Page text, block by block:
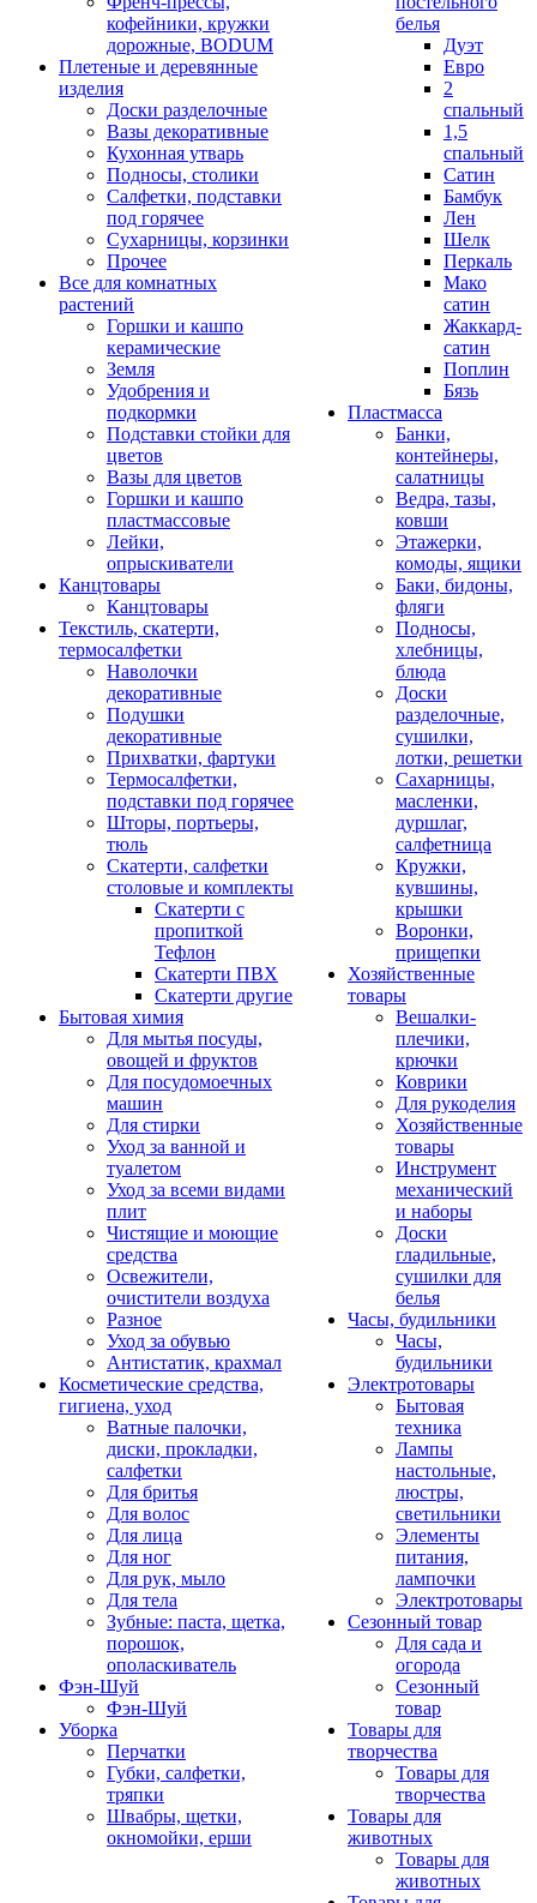
кофейники, кружки
дорожные, BODUM
Плетеные и деревянные
изделия
Доски разделочные
Вазы декоративные
Кухонная утварь
Подносы, столики
Салфетки, подставки
под горячее
Сухарницы, корзинки
Прочее
Все для комнатных
растений
Горшки и кашпо
керамические
Земля
Удобрения и
подкормки
Подставки стойки для
цветов
Вазы для цветов
Горшки и кашпо
пластмассовые
Лейки,
опрыскиватели
Канцтовары
Канцтовары
Текстиль, скатерти,
термосалфетки
Наволочки
декоративные
Подушки
декоративные
Прихватки, фартуки
Термосалфетки,
подставки под горячее
Шторы, портьеры,
тюль
Скатерти, салфетки
столовые и комплекты
Скатерти с
пропиткой
Тефлон
Скатерти ПВХ
Скатерти другие
Бытовая химия
Для мытья посуды,
овощей и фруктов
Для посудомоечных
машин
Для стирки
Уход за ванной и
туалетом
Уход за всеми видами
плит
Чистящие и моющие
средства
Освежители,
очистители воздуха
Разное
Уход за обувью
Антистатик, крахмал
Косметические средства,
гигиена, уход
Ватные палочки,
диски, прокладки,
салфетки
Для бритья
Для волос
Для лица
Для ног
Для рук, мыло
Для тела
Зубные: паста, щетка,
порошок,
ополаскиватель
Фэн-Шуй
Фэн-Шуй
Уборка
Перчатки
Губки, салфетки,
тряпки
Швабры, щетки,
окномойки, ерши
белья
Дуэт
Евро
2
спальный
1,5
спальный
Сатин
Бамбук
Лен
Шелк
Перкаль
Мако
сатин
Жаккард-
сатин
Поплин
Бязь
Пластмасса
Банки,
контейнеры,
салатницы
Ведра, тазы,
ковши
Этажерки,
комоды, ящики
Баки, бидоны,
фляги
Подносы,
хлебницы,
блюда
Доски
разделочные,
сушилки,
лотки, решетки
Сахарницы,
масленки,
дуршлаг,
салфетница
Кружки,
кувшины,
крышки
Воронки,
прищепки
Хозяйственные
товары
Вешалки-
плечики,
крючки
Коврики
Для рукоделия
Хозяйственные
товары
Инструмент
механический
и наборы
Доски
гладильные,
сушилки для
белья
Часы, будильники
Часы,
будильники
Электротовары
Бытовая
техника
Лампы
настольные,
люстры,
светильники
Элементы
питания,
лампочки
Электротовары
Сезонный товар
Для сада и
огорода
Сезонный
товар
Товары для
творчества
Товары для
творчества
Товары для
животных
Товары для
животных